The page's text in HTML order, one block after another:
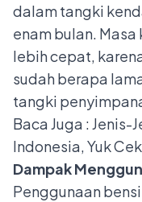
dalam tangki
enam bulan.
lebih cepat,
sudah berapa
tangki
Baca Juga : Jenis-
Indonesia, Yuk
Dampak
Penggunaan